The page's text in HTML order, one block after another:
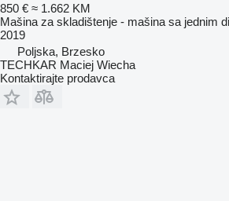
850 € ≈ 1.662 KM
Mašina za skladištenje - mašina sa jednim
2019
Poljska, Brzesko
TECHKAR Maciej Wiecha
Kontaktirajte prodavca